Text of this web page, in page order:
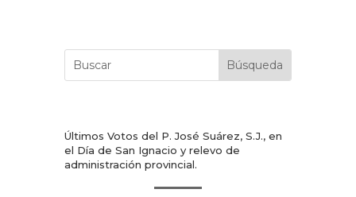
Últimos Votos del P. José Suárez, S.J., en
el Día de San Ignacio y relevo de
administración provincial.